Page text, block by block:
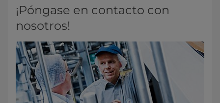
¡Póngase en contacto con
nosotros!